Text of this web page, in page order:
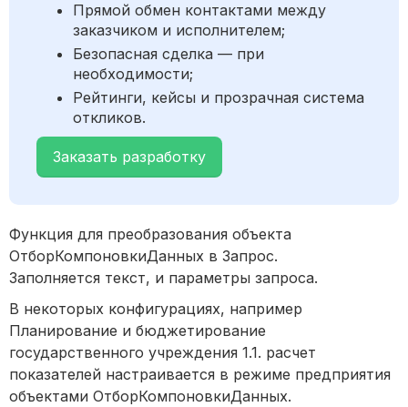
Прямой обмен контактами между
заказчиком и исполнителем;
Безопасная сделка — при
необходимости;
Рейтинги, кейсы и прозрачная система
откликов.
Заказать разработку
Функция для преобразования объекта
ОтборКомпоновкиДанных в Запрос.
Заполняется текст, и параметры запроса.
В некоторых конфигурациях, например
Планирование и бюджетирование
государственного учреждения 1.1. расчет
показателей настраивается в режиме предприятия
объектами ОтборКомпоновкиДанных.